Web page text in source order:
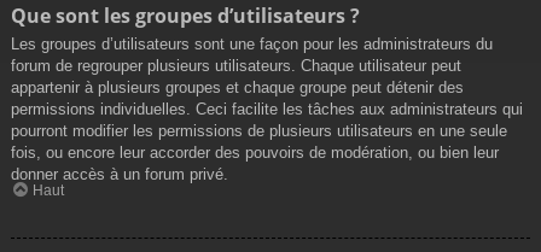
Que sont les groupes d’utilisateurs ?
Les groupes d’utilisateurs sont une façon pour les administrateurs du
forum de regrouper plusieurs utilisateurs. Chaque utilisateur peut
appartenir à plusieurs groupes et chaque groupe peut détenir des
permissions individuelles. Ceci facilite les tâches aux administrateurs qui
pourront modifier les permissions de plusieurs utilisateurs en une seule
fois, ou encore leur accorder des pouvoirs de modération, ou bien leur
donner accès à un forum privé.
Haut